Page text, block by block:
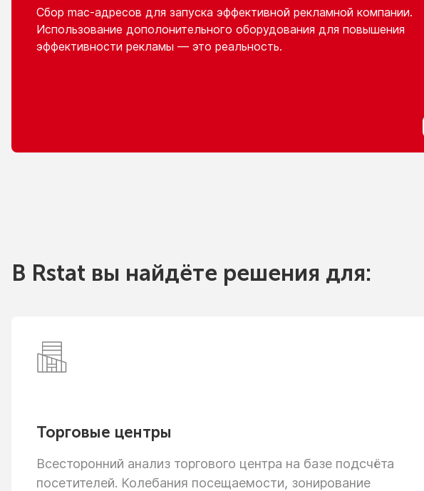
Сбор mac-адресов для запуска эффективной рекламной компании.
Использование дополонительного оборудования для повышения
эффективности рекламы — это реальность.
В Rstat вы найдёте решения для:
Торговые центры
Всесторонний анализ торгового центра на базе подсчёта
посетителей. Колебания посещаемости, зонирование